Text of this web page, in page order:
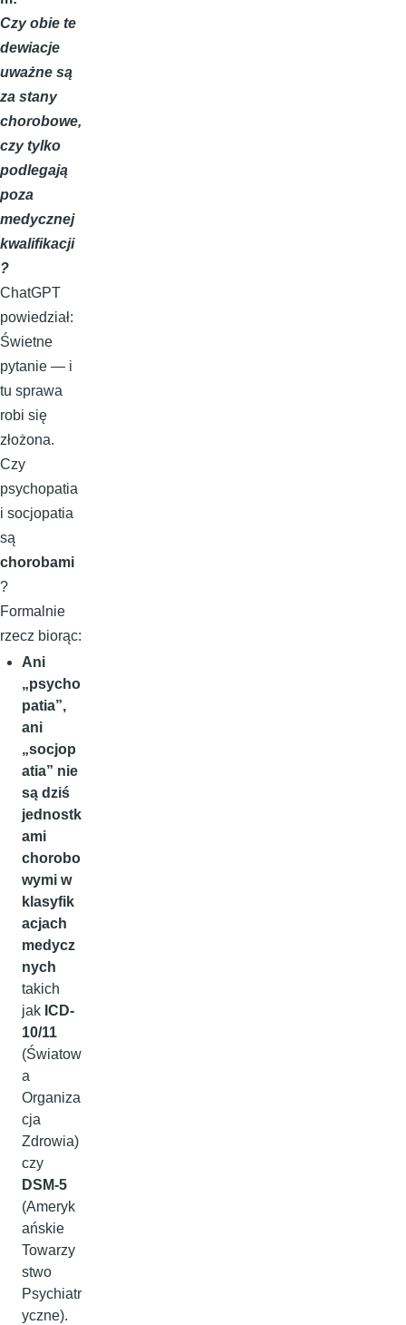
Czy obie te
dewiacje
uważne są
za stany
chorobowe,
czy tylko
podlegają
poza
medycznej
kwalifikacji
?
ChatGPT
powiedział:
Świetne
pytanie — i
tu sprawa
robi się
złożona.
Czy
psychopatia
i socjopatia
są
chorobami
?
Formalnie
rzecz biorąc:
Ani
„psycho
patia”,
ani
„socjop
atia” nie
są dziś
jednostk
ami
chorobo
wymi w
klasyfik
acjach
medycz
nych
takich
jak ICD-
10/11
(Światow
a
Organiza
cja
Zdrowia)
czy
DSM-5
(Ameryk
ańskie
Towarzy
stwo
Psychiatr
yczne).